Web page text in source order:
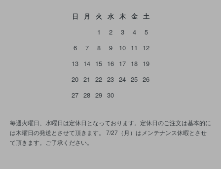
日 月 火 水 木 金
土
1
2 3 4
5
6
7 8 9 10 11
12
13 14 15 16 17 18 19
20 21 22 23 24 25 26
27 28 29 30
毎週火曜日、水曜日は定休日となっております。定休日のご注文は基本的に
は木曜日の発送とさせて頂きます。 7/27（月）はメンテナンス休暇とさせ
て頂きます。ご了承ください。